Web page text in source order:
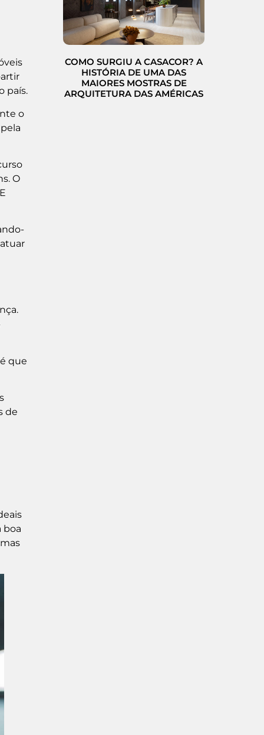
país.
o
O
que
de
boa
COMO SURGIU A CASACOR? A
HISTÓRIA DE UMA DAS
MAIORES MOSTRAS DE
ARQUITETURA DAS AMÉRICAS